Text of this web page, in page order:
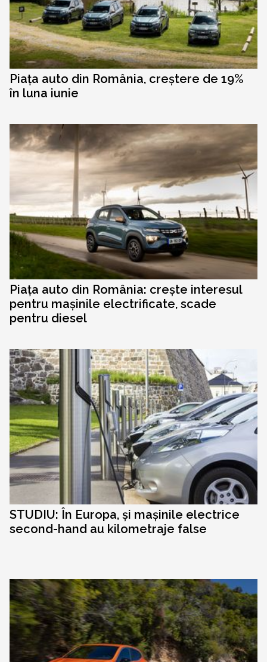
Piața auto din România, creștere de 19%
în luna iunie
Piața auto din România: crește interesul
pentru mașinile electrificate, scade
pentru diesel
STUDIU: În Europa, și mașinile electrice
second-hand au kilometraje false